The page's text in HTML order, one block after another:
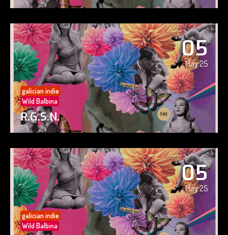
05
May 25
galician indie
Wild Balbina
R.G.S.N.
05
May 25
galician indie
Wild Balbina